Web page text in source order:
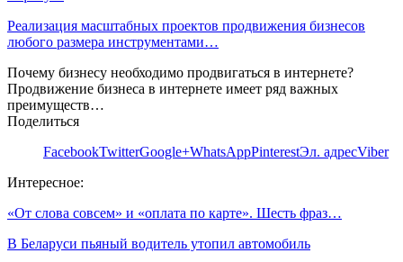
Реализация масштабных проектов продвижения бизнесов
любого размера инструментами…
Почему бизнесу необходимо продвигаться в интернете?
Продвижение бизнеса в интернете имеет ряд важных
преимуществ…
Поделиться
FacebookTwitterGoogle+WhatsAppPinterestЭл. адресViber
Интересное:
«От слова совсем» и «оплата по карте». Шесть фраз…
В Беларуси пьяный водитель утопил автомобиль